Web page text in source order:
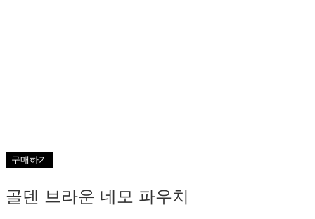
구매하기
골덴 브라운 네모 파우치